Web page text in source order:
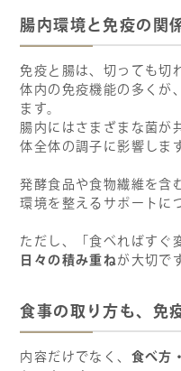
腸内環境と免疫の関
免疫と腸は、切っても切
体内の免疫機能の多くが
ます。
腸内にはさまざまな菌が
体全体の調子に影響しま
発酵食品や食物繊維を含
環境を整えるサポートに
ただし、「食べればすぐ
日々の積み重ねが大切で
食事の取り方も、免
内容だけでなく、 食べ方